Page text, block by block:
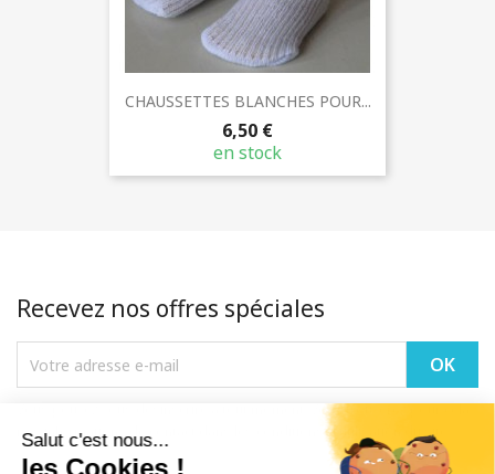
CHAUSSETTES BLANCHES POUR...
6,50 €
en stock
Recevez nos offres spéciales
Vous pouvez vous désinscrire à tout moment. Vous trouverez pour cela
nos informations de contact dans les conditions d'utilisation du site.